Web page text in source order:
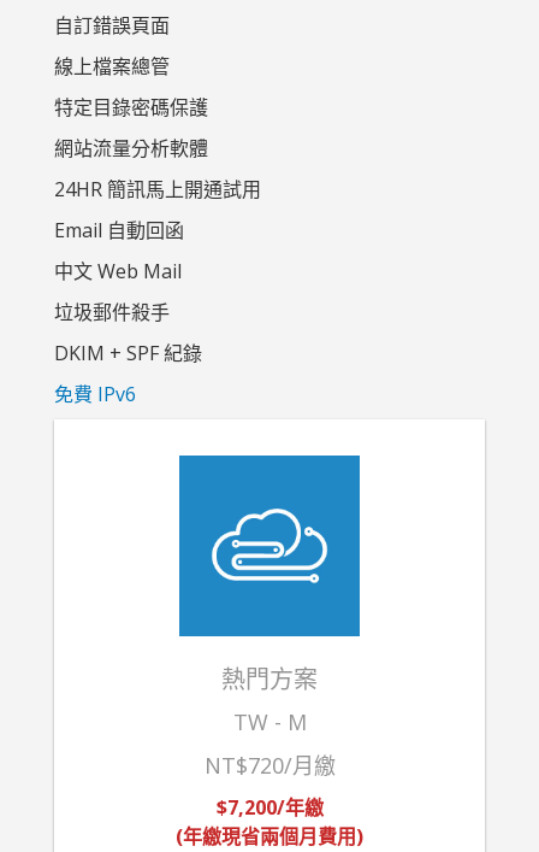
自訂錯誤頁面
線上檔案總管
特定目錄密碼保護
網站流量分析軟體
24HR 簡訊馬上開通試用
Email 自動回函
中文 Web Mail
垃圾郵件殺手
DKIM + SPF 紀錄
免費 IPv6
熱門方案
TW - M
NT$720/月繳
$7,200/年繳
(年繳現省兩個月費用)